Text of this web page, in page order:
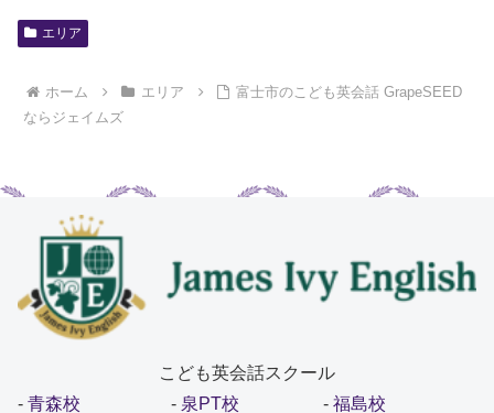
エリア
ホーム エリア
富士市のこども英会話 GrapeSEED
ならジェイムズ
こども英会話スクール
- 青森校
- 泉PT校
-福島校